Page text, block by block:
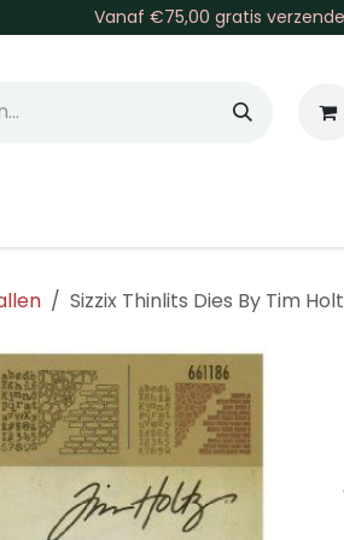
Vanaf €75,00 gratis
Sizzix Thinlits Dies By Tim